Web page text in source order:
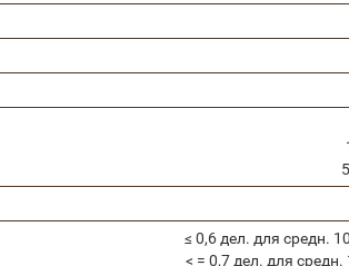
≤ 0,6 дел. для средн.
< = 0,7 дел. для